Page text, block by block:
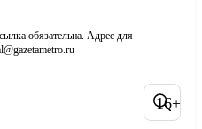
обязательна. Адрес для
16+